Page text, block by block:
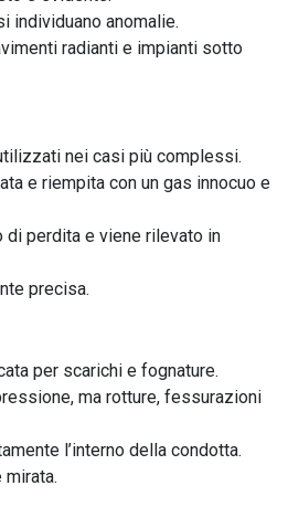
individuano anomalie.
radianti e impianti sotto
nei casi più complessi.
e riempita con un gas innocuo e
perdita e viene rilevato in
precisa.
per scarichi e fognature.
ma rotture, fessurazioni
l’interno della condotta.
mirata.